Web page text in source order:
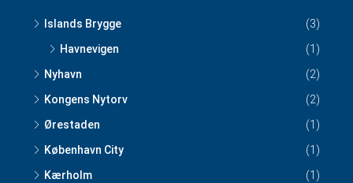
Islands Brygge
(3)
Havnevigen
(1)
Nyhavn
(2)
Kongens Nytorv
(2)
Ørestaden
(1)
København City
(1)
Kærholm
(1)